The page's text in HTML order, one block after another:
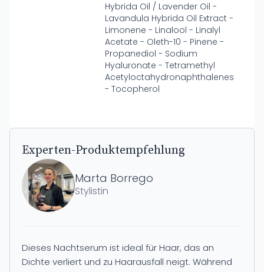
Hybrida Oil / Lavender Oil -
Lavandula Hybrida Oil Extract -
Limonene - Linalool - Linalyl
Acetate - Oleth-10 - Pinene -
Propanediol - Sodium
Hyaluronate - Tetramethyl
Acetyloctahydronaphthalenes
- Tocopherol
Experten-Produktempfehlung
Marta Borrego
Stylistin
Dieses Nachtserum ist ideal für Haar, das an
Dichte verliert und zu Haarausfall neigt. Während